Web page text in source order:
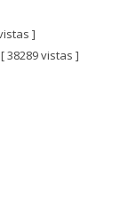
]
[ 38289 vistas ]